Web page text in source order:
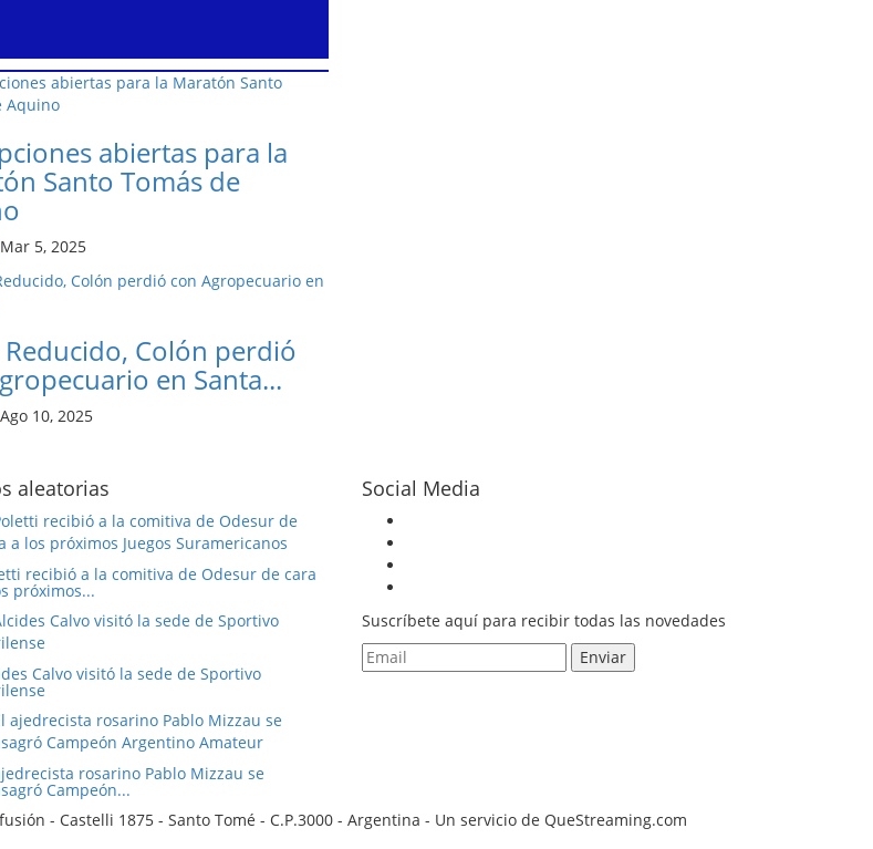
abiertas para la
Santo Tomás de
Mar 5, 2025
Colón perdió
en Santa...
Ago 10, 2025
aleatorias
recibió a la comitiva de Odesur de cara
próximos...
Calvo visitó la sede de Sportivo
rosarino Pablo Mizzau se
Campeón...
Social Media
Suscríbete aquí para recibir todas las novedades
- Castelli 1875 - Santo Tomé - C.P.3000 - Argentina - Un servicio de QueStreaming.com